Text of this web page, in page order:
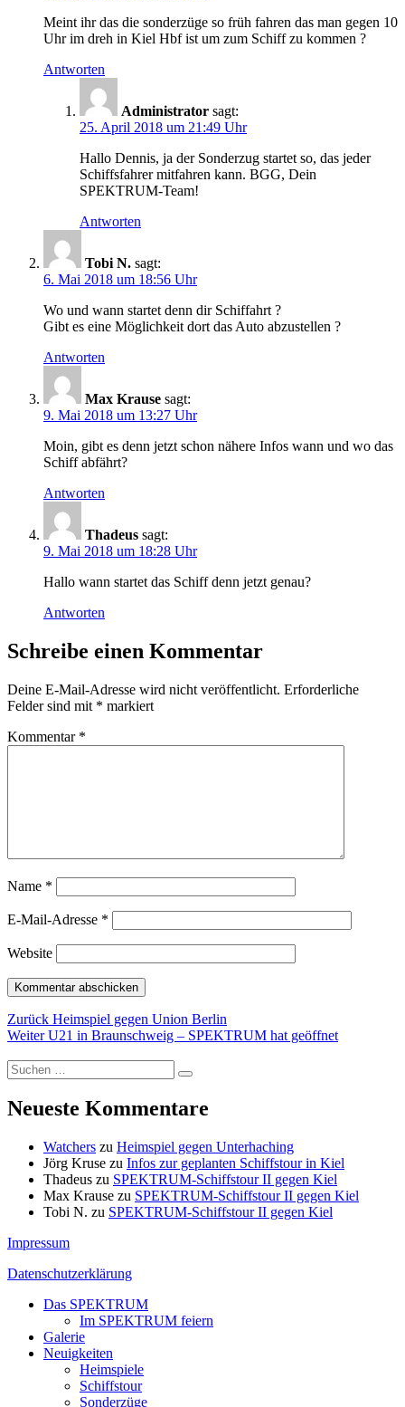
Meint ihr das die sonderzüge so früh fahren das man gegen 10
Uhr im dreh in Kiel Hbf ist um zum Schiff zu kommen ?
Antworten
Administrator sagt:
25. April 2018 um 21:49 Uhr
Hallo Dennis, ja der Sonderzug startet so, das jeder
Schiffsfahrer mitfahren kann. BGG, Dein
SPEKTRUM-Team!
Antworten
Tobi N. sagt:
6. Mai 2018 um 18:56 Uhr
Wo und wann startet denn dir Schiffahrt ?
Gibt es eine Möglichkeit dort das Auto abzustellen ?
Antworten
Max Krause sagt:
9. Mai 2018 um 13:27 Uhr
Moin, gibt es denn jetzt schon nähere Infos wann und wo das
Schiff abfährt?
Antworten
Thadeus sagt:
9. Mai 2018 um 18:28 Uhr
Hallo wann startet das Schiff denn jetzt genau?
Antworten
Schreibe einen Kommentar
Deine E-Mail-Adresse wird nicht veröffentlicht. Erforderliche
Felder sind mit * markiert
Kommentar *
Name *
E-Mail-Adresse *
Website
Beitragsnavigation
Zurück Vorheriger
Beitrag:
Heimspiel gegen Union Berlin
Weiter Nächster
U21 in Braunschweig – SPEKTRUM hat geöffnet
Suchen
nach:
Suchen
Neueste Kommentare
Watchers zu Heimspiel gegen Unterhaching
Jörg Kruse zu Infos zur geplanten Schiffstour in Kiel
Thadeus zu SPEKTRUM-Schiffstour II gegen Kiel
Max Krause zu SPEKTRUM-Schiffstour II gegen Kiel
Tobi N. zu SPEKTRUM-Schiffstour II gegen Kiel
Impressum
Datenschutzerklärung
Das SPEKTRUM
Im SPEKTRUM feiern
Galerie
Neuigkeiten
Heimspiele
Schiffstour
Sonderzüge